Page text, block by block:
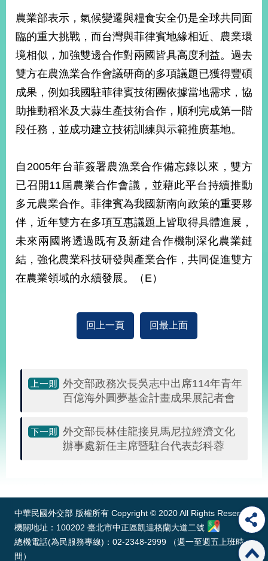
覽
本
部
新
中
心
外
交
國
與
地
區
國
際
傳
為
相
關
網
站
農業部表示，氣候變遷與糧食安全仍是全球共同面
臨的重大挑戰，而台灣與菲律賓地緣相近、農業環
境相似，加強雙邊合作對兩國皆具高度利益。過去
雙方在農漁業合作會議研商的多項議題已獲得豐碩
成果，例如我國駐菲律賓技術團依據當地需求，協
助推動稻米及大蒜生產技術合作，順利完成第一階
段任務，並成功建立技術訓練與示範推廣基地。
自2005年台菲簽署農漁業合作備忘錄以來，雙方
已召開11屆農業合作會議，並藉此平台持續推動
多元農業合作。菲律賓為我國新南向政策的重要夥
伴，近年雙方在多項互惠議題上皆取得具體進展，
未來兩國將透過既有及新建合作機制深化農業鏈
結，強化農業科技研發與產業合作，共同促進雙方
在農業領域的永續發展。（E）
回上一頁 回最上面
外交部政務次長吳志中出席114年青年
百億海外圓夢基金計畫成果展記者會
外交部長林佳龍接見馬尼拉經濟文化
辦事處新任主席暨駐台代表彭科蓉
中華民國外交部 版權所有 Copyright © 2020 All Rights Reserved
機關地址：100202 臺北市中正區凱達格蘭大道二號
總機電話(為民服務專線)：02-2348-2999 （週一至週五上班時
間）